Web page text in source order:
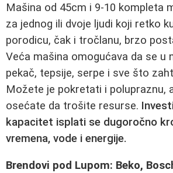
Mašina od 45cm i 9-10 kompleta
za jednog ili dvoje ljudi koji retko
porodicu, čak i tročlanu, brzo
Veća mašina omogućava da se u
pekač, tepsije, serpe i sve što
Možete je pokretati i polupraznu,
osećate da trošite resurse.
kapacitet isplati se dugoročno
vremena, vode i energije.
Brendovi pod Lupom: Beko,